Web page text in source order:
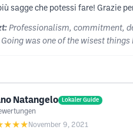
sagge che potessi fare! Grazie
Professionalism, commitment,
Going was one of the wisest
Natangelo Lokaler Guide
November 9, 2021